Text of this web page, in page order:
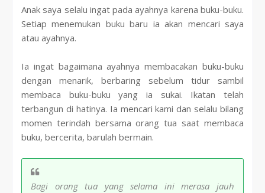
Anak saya selalu ingat pada ayahnya karena buku-buku.
Setiap menemukan buku baru ia akan mencari saya
atau ayahnya.
Ia ingat bagaimana ayahnya membacakan buku-buku
dengan menarik, berbaring sebelum tidur sambil
membaca buku-buku yang ia sukai. Ikatan telah
terbangun di hatinya. Ia mencari kami dan selalu bilang
momen terindah bersama orang tua saat membaca
buku, bercerita, barulah bermain.
Bagi orang tua yang selama ini merasa jauh